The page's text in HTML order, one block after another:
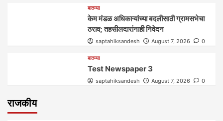
बातम्या
केम मंडळ अधिकाऱ्यांच्या बदलीसाठी ग्रामसभेचा
ठराव; तहसीलदारांनाही निवेदन
saptahiksandesh August 7, 2026 0
बातम्या
Test Newspaper 3
saptahiksandesh August 7, 2026 0
राजकीय